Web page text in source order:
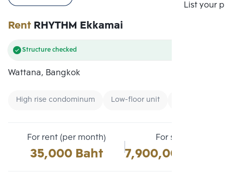
List your
RentRHYTHM Ekkamai
Structure checked
Wattana, Bangkok
High rise condominum Low-floor unit
For sale
7,900,000 Baht
For rent (per month)
35,000 Baht